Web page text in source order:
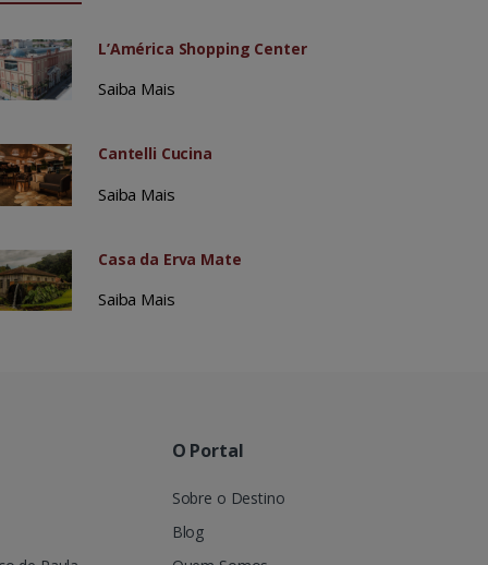
L’América Shopping Center
Saiba Mais
Cantelli Cucina
Saiba Mais
Casa da Erva Mate
Saiba Mais
O Portal
Sobre o Destino
Blog